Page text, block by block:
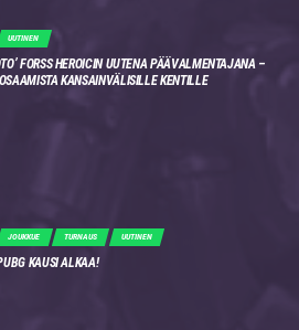
UUTINEN
FORSS HEROICIN UUTENA PÄÄVALMENTAJANA –
KANSAINVÄLISILLE KENTILLE
JOUKKUE TURNAUS UUTINEN
KAUSI ALKAA!